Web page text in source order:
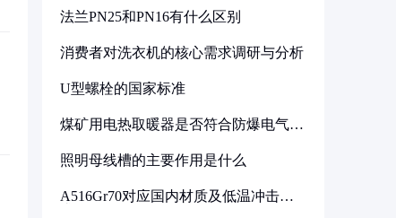
法兰PN25和PN16有什么区别
消费者对洗衣机的核心需求调研与分析
U型螺栓的国家标准
煤矿用电热取暖器是否符合防爆电气设
照明母线槽的主要作用是什么
A516Gr70对应国内材质及低温冲击要